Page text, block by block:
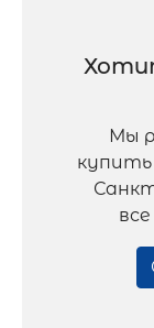
Мы
купить